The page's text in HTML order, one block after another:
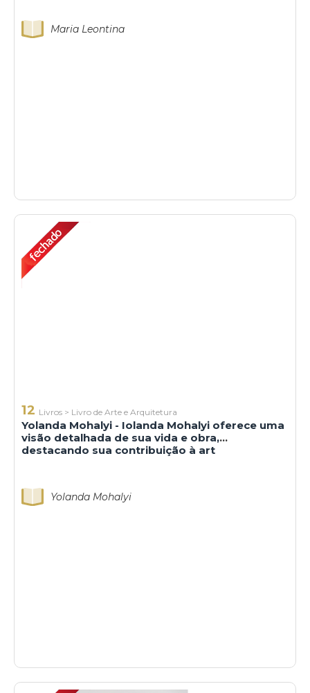
Maria Leontina
12 Livros > Livro de Arte e Arquitetura
Yolanda Mohalyi - Iolanda Mohalyi oferece uma
visão detalhada de sua vida e obra,
destacando sua contribuição à art
Yolanda Mohalyi